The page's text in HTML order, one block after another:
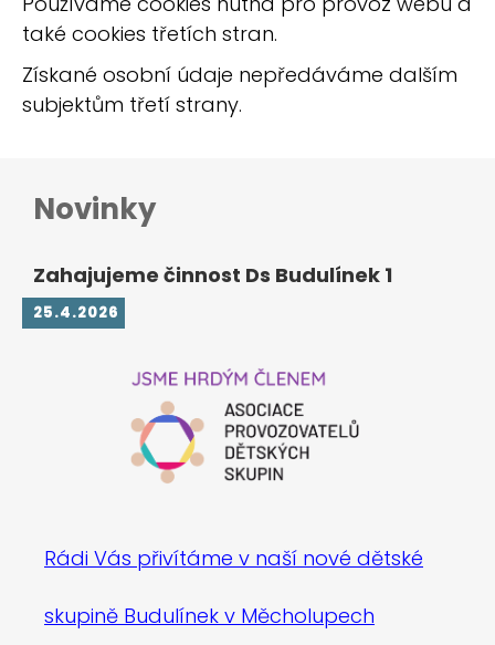
také cookies třetích stran.
Získané osobní údaje nepředáváme dalším
subjektům třetí strany.
Novinky
Zahajujeme činnost Ds Budulínek 1
25.4.2026
Rádi Vás přivítáme v naší nové dětské
skupině Budulínek v Měcholupech